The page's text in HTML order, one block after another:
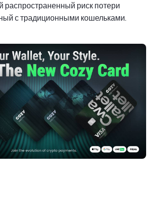
распространенный риск потери
с традиционными кошельками.